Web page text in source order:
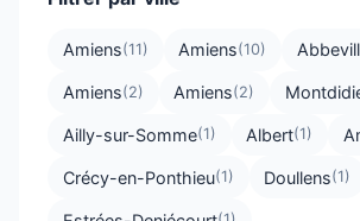
Amiens(11) Amiens(10)
Amiens(2) Amiens(2)
Ailly-sur-Somme(1) Albert(1)
Crécy-en-Ponthieu(1) Doullens(1)